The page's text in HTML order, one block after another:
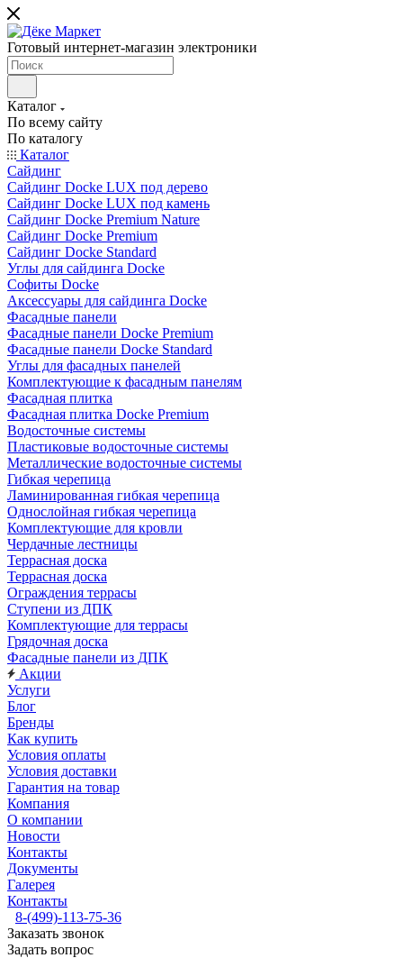
Готовый интернет-магазин электроники
Каталог
По всему сайту
По каталогу
Каталог
Сайдинг
Сайдинг Docke LUX под дерево
Сайдинг Docke LUX под камень
Сайдинг Docke Premium Nature
Сайдинг Docke Premium
Сайдинг Docke Standard
Углы для сайдинга Docke
Софиты Docke
Аксессуары для сайдинга Docke
Фасадные панели
Фасадные панели Docke Premium
Фасадные панели Docke Standard
Углы для фасадных панелей
Комплектующие к фасадным панелям
Фасадная плитка
Фасадная плитка Docke Premium
Водосточные системы
Пластиковые водосточные системы
Металлические водосточные системы
Гибкая черепица
Ламинированная гибкая черепица
Однослойная гибкая черепица
Комплектующие для кровли
Чердачные лестницы
Террасная доска
Террасная доска
Ограждения террасы
Ступени из ДПК
Комплектующие для террасы
Грядочная доска
Фасадные панели из ДПК
Акции
Услуги
Блог
Бренды
Как купить
Условия оплаты
Условия доставки
Гарантия на товар
Компания
О компании
Новости
Контакты
Документы
Галерея
Контакты
8-(499)-113-75-36
Заказать звонок
Задать вопрос